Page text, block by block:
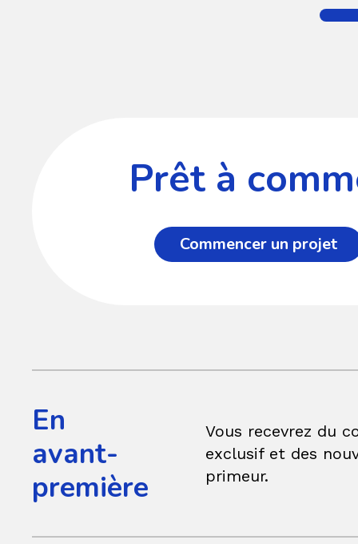
Prêt à
Commencer un projet
En
avant-
première
Vous recevrez du
exclusif et des
primeur.